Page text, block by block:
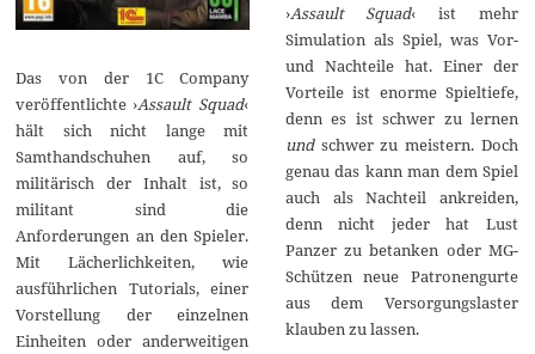
Das von der 1C Company
veröffentlichte ›Assault Squad‹
hält sich nicht lange mit
Samthandschuhen auf, so
militärisch der Inhalt ist, so
militant sind die
Anforderungen an den Spieler.
Mit Lächerlichkeiten, wie
ausführlichen Tutorials, einer
Vorstellung der einzelnen
Einheiten oder anderweitigen
›Assault Squad‹ ist mehr
Simulation als Spiel, was Vor-
und Nachteile hat. Einer der
Vorteile ist enorme Spieltiefe,
denn es ist schwer zu lernen
undschwer zu meistern. Doch
genau das kann man dem Spiel
auch als Nachteil ankreiden,
denn nicht jeder hat Lust
Panzer zu betanken oder MG-
Schützen neue Patronengurte
aus dem Versorgungslaster
klauben zu lassen.